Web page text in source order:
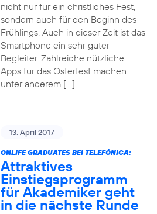
nicht nur für ein christliches Fest,
sondern auch für den Beginn des
Frühlings. Auch in dieser Zeit ist das
Smartphone ein sehr guter
Begleiter. Zahlreiche nützliche
Apps für das Osterfest machen
unter anderem […]
13. April 2017
ONLIFE GRADUATES BEI TELEFÓNICA:
Attraktives
Einstiegsprogramm
für Akademiker geht
in die nächste Runde